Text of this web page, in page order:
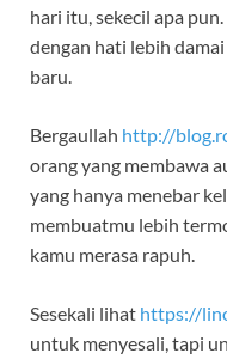
hari itu, sekecil apa
dengan hati lebih
baru.
Bergaullah http://
orang yang membawa
yang hanya menebar
membuatmu lebih
kamu merasa rapuh.
Sesekali lihat https://
untuk menyesali, tapi